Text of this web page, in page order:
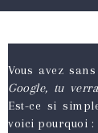
Vous avez
Google, tu
Est-ce si
voici pourquoi :